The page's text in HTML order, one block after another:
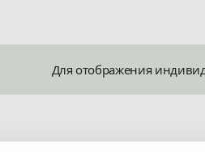
Для отображения